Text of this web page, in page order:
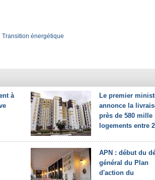
Transition énergétique
à
Le premier
annonce la
près de 580 mille
logements entre
APN : début du
général du Plan
d'action du